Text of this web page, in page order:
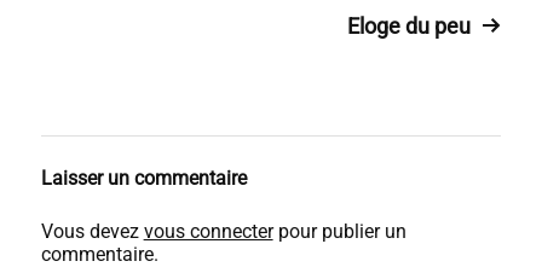
Eloge du peu
Laisser un commentaire
Vous devez vous connecterpour publier un
commentaire.